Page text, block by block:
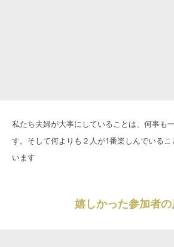
私たち夫婦が大事にしていることは、何事も
す。そして何よりも２人が1番楽しんでいる
います
嬉しかった参加者